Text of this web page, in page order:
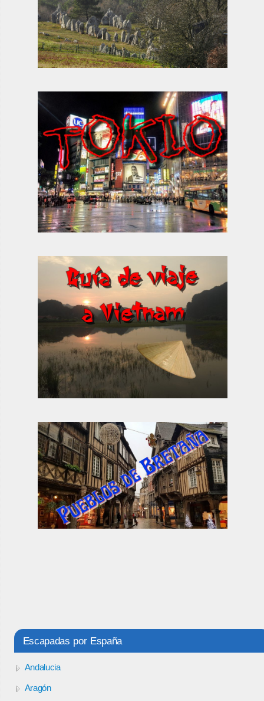
Escapadas por España
Andalucia
Aragón